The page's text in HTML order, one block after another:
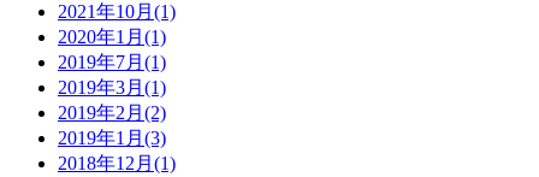
2021年10月(1)
2020年1月(1)
2019年7月(1)
2019年3月(1)
2019年2月(2)
2019年1月(3)
2018年12月(1)